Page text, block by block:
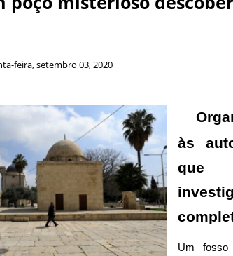
feira, setembro 03, 2020
às
Um fosso